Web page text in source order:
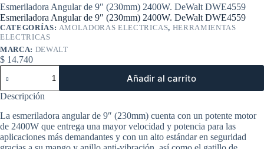
Esmeriladora Angular de 9″ (230mm) 2400W. DeWalt DWE4559
Esmeriladora Angular de 9″ (230mm) 2400W. DeWalt DWE4559
CATEGORÍAS: AMOLADORAS ELECTRICAS, HERRAMIENTAS
ELECTRICAS
MARCA: DEWALT
$ 14.740
Esmeriladora
Angular
de
9"
2400W.
DeWalt
DWE4559
Añadir al carrito
Descripción
La esmeriladora angular de 9″ (230mm) cuenta con un potente motor
de 2400W que entrega una mayor velocidad y potencia para las
aplicaciones más demandantes y con un alto estándar en seguridad